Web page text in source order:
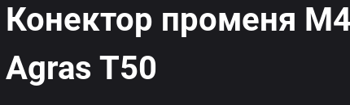
Конектор променя
Agras T50